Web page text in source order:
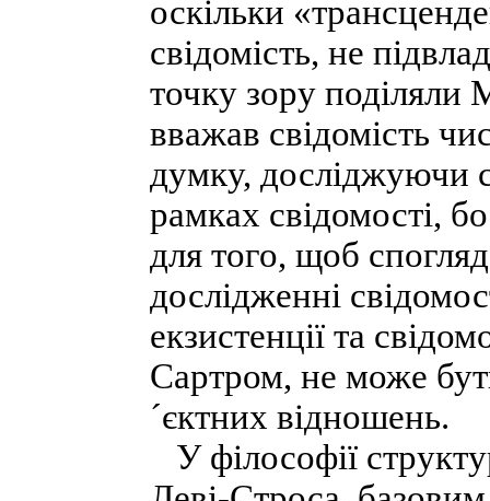
оскільки
свідомість, не
точку зору
вважав свідомість
думку, досліджуючи
рамках свідомості,
для того, щоб
дослідженні
екзистенції та
Сартром, не може
´єктних відношень.
У філософії